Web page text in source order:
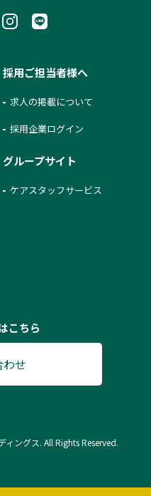
採用ご担当者様へ
求人の掲載について
採用企業ログイン
グループサイト
ケアスタッフサービス
こちら
わせ
ングス. All Rights Reserved.